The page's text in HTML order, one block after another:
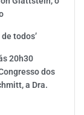
todos’
20h30
dos
a Dra.